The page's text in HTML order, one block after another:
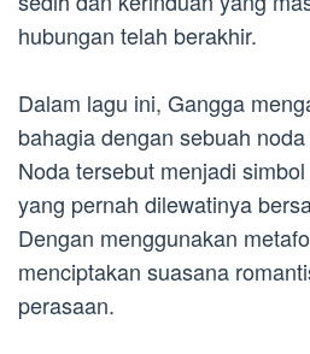
hubungan telah berakhir.
Dalam lagu ini, Gangga
bahagia dengan sebuah
Noda tersebut menjadi
yang pernah dilewatinya
Dengan menggunakan
menciptakan suasana
perasaan.